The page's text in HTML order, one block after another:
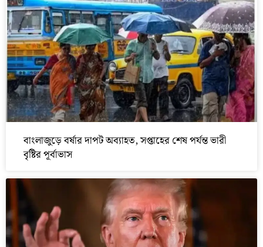
বাংলাজুড়ে বর্ষার দাপট অব্যাহত, সপ্তাহের শেষ পর্যন্ত ভারী
বৃষ্টির পূর্বাভাস